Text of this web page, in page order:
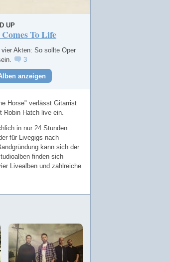
UP
To Life
vier Akten: So sollte Oper
3
anzeigen
Horse" verlässt Gitarrist
Robin Hatch live ein.
in nur 24 Stunden
für Livegigs nach
kann sich der
finden sich
Livealben und zahlreiche